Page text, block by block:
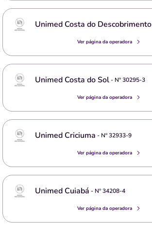
Unimed Costa do Descobrimento
Ver página da operadora
Unimed Costa do Sol- Nº30295-3
Ver página da operadora
Unimed Criciuma - Nº32933-9
Ver página da operadora
Unimed Cuiabá - Nº34208-4
Ver página da operadora